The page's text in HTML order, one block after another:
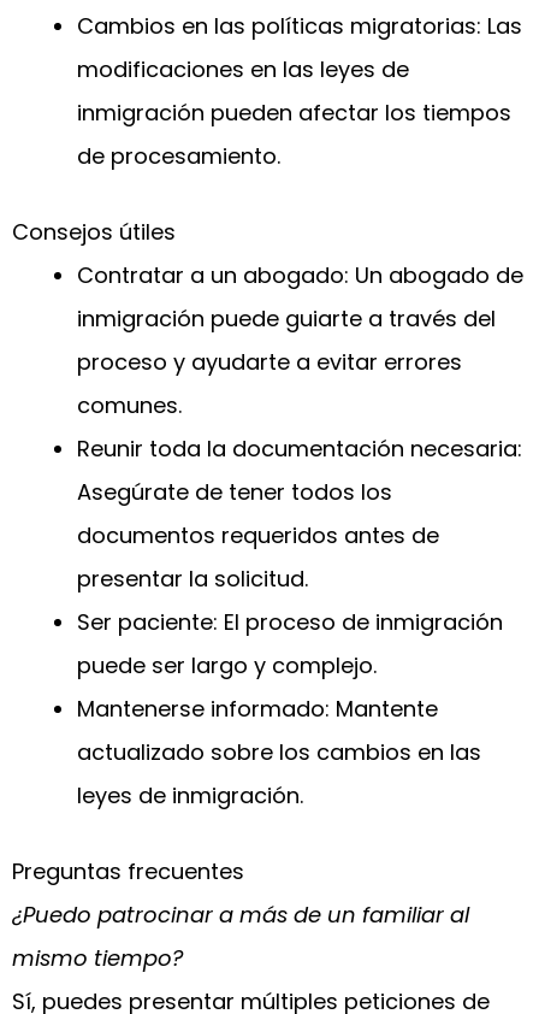
Cambios en las políticas migratorias: Las
modificaciones en las leyes de
inmigración pueden afectar los tiempos
de procesamiento.
Consejos útiles
Contratar a un abogado: Un abogado de
inmigración puede guiarte a través del
proceso y ayudarte a evitar errores
comunes.
Reunir toda la documentación necesaria:
Asegúrate de tener todos los
documentos requeridos antes de
presentar la solicitud.
Ser paciente: El proceso de inmigración
puede ser largo y complejo.
Mantenerse informado: Mantente
actualizado sobre los cambios en las
leyes de inmigración.
Preguntas frecuentes
¿Puedo patrocinar a más de un familiar al
mismo tiempo?
Sí, puedes presentar múltiples peticiones de